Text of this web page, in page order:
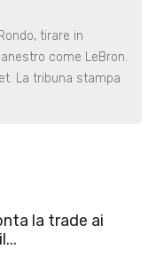
tirare in
come LeBron.
La tribuna stampa
la trade ai